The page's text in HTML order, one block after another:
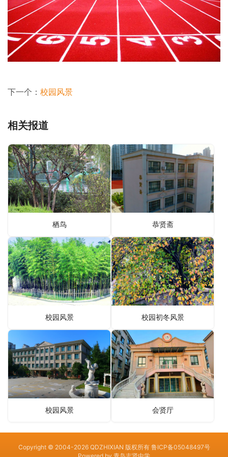
下一个： 校园风景
相关报道
栖鸟 恭贤斋
校园风景 校园初冬风景
校园风景 会贤厅
Copyright © 2004-2026 QDZHIXIAN 版权所有 鲁ICP备05048497号